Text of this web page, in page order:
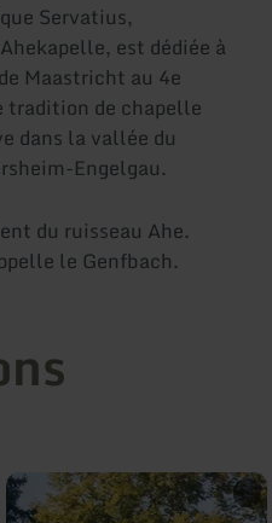
Servatius,
est dédiée à
Maastricht au 4e
tradition de chapelle
dans la vallée du
Engelgau.
du ruisseau Ahe.
le Genfbach.